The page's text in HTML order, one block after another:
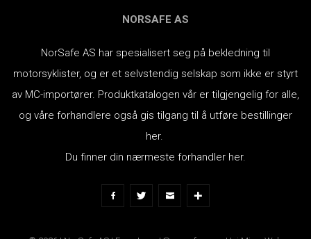
NORSAFE AS
NorSafe AS har spesialisert seg på bekledning til
motorsyklister, og er et selvstendig selskap som ikke er styrt
av MC-importører. Produktkatalogen vår er tilgjengelig for alle,
og våre forhandlere også gis tilgang til å utføre bestillinger
her.
Du finner din nærmeste forhandler her.